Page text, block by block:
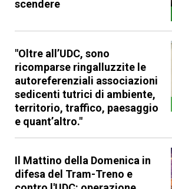
scendere
"Oltre all’UDC, sono
ricomparse ringalluzzite le
autoreferenziali associazioni
sedicenti tutrici di ambiente,
territorio, traffico, paesaggio
e quant’altro."
Il Mattino della Domenica in
difesa del Tram-Treno e